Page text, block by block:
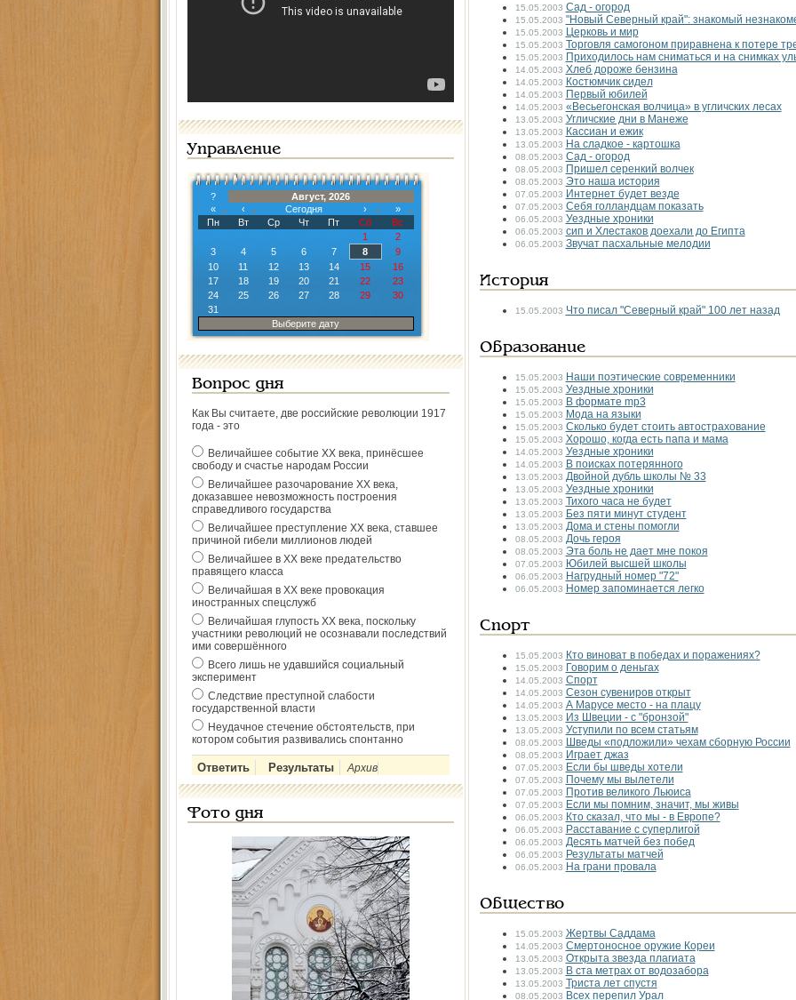
Управление
?
Август, 2026
«
‹ Сегодня ›
»
Пн
Вт Ср Чт Пт Сб
Вс
1
2
3
4 5 6 7 8
9
10
11 12 13 14 15
16
17
18 19 20 21 22
23
24
25 26 27 28 29
30
31
Выберите дату
Вопрос дня
Как Вы считаете, две российские революции 1917
года - это
Величайшее событие ХХ века, принёсшее
свободу и счастье народам России
Величайшее разочарование ХХ века,
доказавшее невозможность построения
справедливого государства
Величайшее преступление ХХ века, ставшее
причиной гибели миллионов людей
Величайшее в ХХ веке предательство
правящего класса
Величайшая в ХХ веке провокация
иностранных спецслужб
Величайшая глупость ХХ века, поскольку
участники революций не осознавали последствий
ими совершённого
Всего лишь не удавшийся социальный
эксперимент
Следствие преступной слабости
государственной власти
Неудачное стечение обстоятельств, при
котором события развивались спонтанно
Архив
Фото дня
15.05.2003 Сад - огород
15.05.2003 "Новый Северный край": знакомый
15.05.2003 Церковь и мир
15.05.2003 Торговля самогоном приравнена к потере
15.05.2003 Приходилось нам сниматься и на снимках
14.05.2003 Хлеб дороже бензина
14.05.2003 Костюмчик сидел
14.05.2003 Первый юбилей
14.05.2003 «Весьегонская волчица» в угличских лесах
13.05.2003 Угличские дни в Манеже
13.05.2003 Кассиан и ежик
13.05.2003 На сладкое - картошка
08.05.2003 Сад - огород
08.05.2003 Пришел серенкий волчек
08.05.2003 Это наша история
07.05.2003 Интернет будет везде
07.05.2003 Себя голландцам показать
06.05.2003 Уездные хроники
06.05.2003 сип и Хлестаков доехали до Египта
06.05.2003 Звучат пасхальные мелодии
История
15.05.2003 Что писал "Северный край" 100 лет назад
Образование
15.05.2003 Наши поэтические современники
15.05.2003 Уездные хроники
15.05.2003 В формате mp3
15.05.2003 Мода на языки
15.05.2003 Сколько будет стоить автострахование
15.05.2003 Хорошо, когда есть папа и мама
14.05.2003 Уездные хроники
14.05.2003 В поисках потерянного
13.05.2003 Двойной дубль школы № 33
13.05.2003 Уездные хроники
13.05.2003 Тихого часа не будет
13.05.2003 Без пяти минут студент
13.05.2003 Дома и стены помогли
08.05.2003 Дочь героя
08.05.2003 Эта боль не дает мне покоя
07.05.2003 Юбилей высшей школы
06.05.2003 Нагрудный номер "72"
06.05.2003 Номер запоминается легко
Спорт
15.05.2003 Кто виноват в победах и поражениях?
15.05.2003 Говорим о деньгах
14.05.2003 Спорт
14.05.2003 Сезон сувениров открыт
14.05.2003 А Марусе место - на плацу
13.05.2003 Из Швеции - с "бронзой"
13.05.2003 Уступили по всем статьям
08.05.2003 Шведы «подложили» чехам сборную России
08.05.2003 Играет джаз
07.05.2003 Если бы шведы хотели
07.05.2003 Почему мы вылетели
07.05.2003 Против великого Льюиса
07.05.2003 Если мы помним, значит, мы живы
06.05.2003 Кто сказал, что мы - в Европе?
06.05.2003 Расставание с суперлигой
06.05.2003 Десять матчей без побед
06.05.2003 Результаты матчей
06.05.2003 На грани провала
Общество
15.05.2003 Жертвы Саддама
14.05.2003 Смертоносное оружие Кореи
13.05.2003 Открыта звезда плагиата
13.05.2003 В ста метрах от водозабора
13.05.2003 Триста лет спустя
08.05.2003 Всех перепил Урал